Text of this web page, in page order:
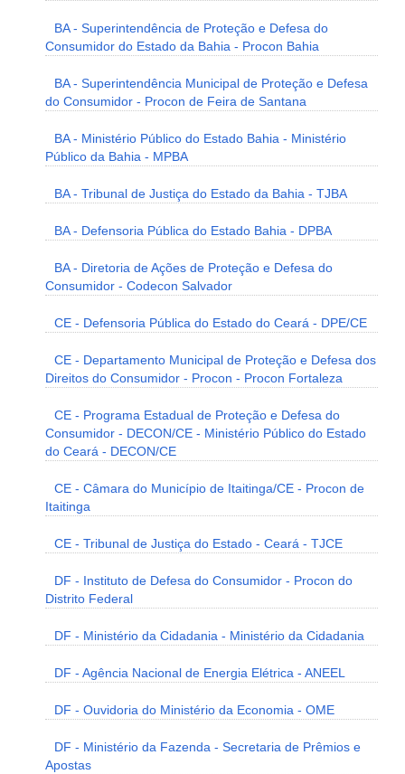
BA - Superintendência de Proteção e Defesa do
Consumidor do Estado da Bahia - Procon Bahia
BA - Superintendência Municipal de Proteção e Defesa
do Consumidor - Procon de Feira de Santana
BA - Ministério Público do Estado Bahia - Ministério
Público da Bahia - MPBA
BA - Tribunal de Justiça do Estado da Bahia - TJBA
BA - Defensoria Pública do Estado Bahia - DPBA
BA - Diretoria de Ações de Proteção e Defesa do
Consumidor - Codecon Salvador
CE - Defensoria Pública do Estado do Ceará - DPE/CE
CE - Departamento Municipal de Proteção e Defesa dos
Direitos do Consumidor - Procon - Procon Fortaleza
CE - Programa Estadual de Proteção e Defesa do
Consumidor - DECON/CE - Ministério Público do Estado
do Ceará - DECON/CE
CE - Câmara do Município de Itaitinga/CE - Procon de
Itaitinga
CE - Tribunal de Justiça do Estado - Ceará - TJCE
DF - Instituto de Defesa do Consumidor - Procon do
Distrito Federal
DF - Ministério da Cidadania - Ministério da Cidadania
DF - Agência Nacional de Energia Elétrica - ANEEL
DF - Ouvidoria do Ministério da Economia - OME
DF - Ministério da Fazenda - Secretaria de Prêmios e
Apostas